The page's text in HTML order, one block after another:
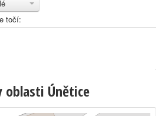
točí:
oblasti Únětice